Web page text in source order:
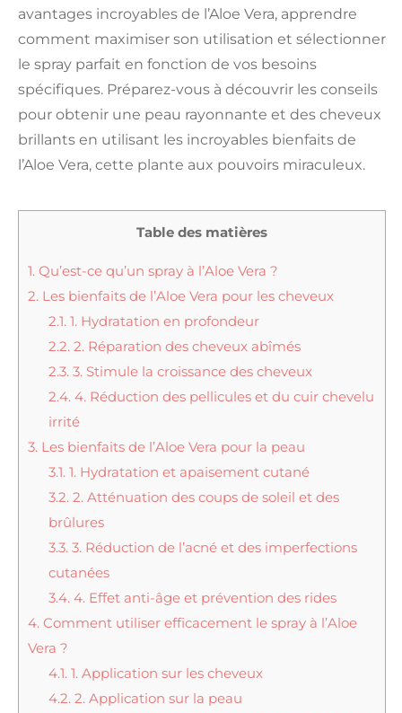
avantages incroyables de l’Aloe Vera, apprendre
comment maximiser son utilisation et sélectionner
le spray parfait en fonction de vos besoins
spécifiques. Préparez-vous à découvrir les conseils
pour obtenir une peau rayonnante et des cheveux
brillants en utilisant les incroyables bienfaits de
l’Aloe Vera, cette plante aux pouvoirs miraculeux.
Table des matières
1. Qu’est-ce qu’un spray à l’Aloe Vera ?
2. Les bienfaits de l’Aloe Vera pour les cheveux
2.1. 1. Hydratation en profondeur
2.2. 2. Réparation des cheveux abîmés
2.3. 3. Stimule la croissance des cheveux
2.4. 4. Réduction des pellicules et du cuir chevelu
irrité
3. Les bienfaits de l’Aloe Vera pour la peau
3.1. 1. Hydratation et apaisement cutané
3.2. 2. Atténuation des coups de soleil et des
brûlures
3.3. 3. Réduction de l’acné et des imperfections
cutanées
3.4. 4. Effet anti-âge et prévention des rides
4. Comment utiliser efficacement le spray à l’Aloe
Vera ?
4.1. 1. Application sur les cheveux
4.2. 2. Application sur la peau